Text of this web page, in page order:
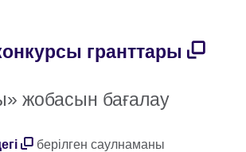
гранттары
жобасын бағалау
берілген саулнаманы